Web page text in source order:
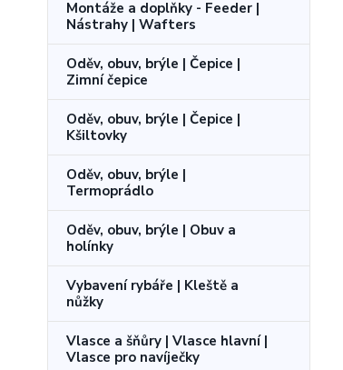
Montáže a doplňky - Feeder |
Nástrahy | Wafters
Oděv, obuv, brýle | Čepice |
Zimní čepice
Oděv, obuv, brýle | Čepice |
Kšiltovky
Oděv, obuv, brýle |
Termoprádlo
Oděv, obuv, brýle | Obuv a
holínky
Vybavení rybáře | Kleště a
nůžky
Vlasce a šňůry | Vlasce hlavní |
Vlasce pro navíječky